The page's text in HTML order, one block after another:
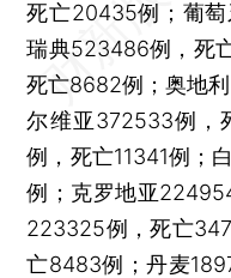
死亡20435例；葡萄
瑞典523486例，死
死亡8682例；奥地
尔维亚372533例，
例，死亡11341例；
例；克罗地亚
223325例，死亡
亡8483例；丹麦